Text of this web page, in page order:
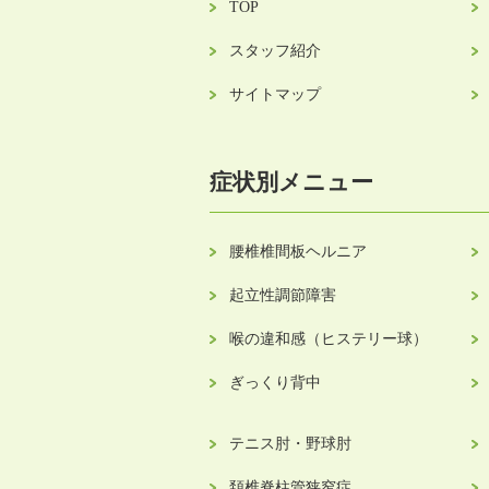
TOP
スタッフ紹介
サイトマップ
症状別メニュー
腰椎椎間板ヘルニア
起立性調節障害
喉の違和感（ヒステリー球）
ぎっくり背中
テニス肘・野球肘